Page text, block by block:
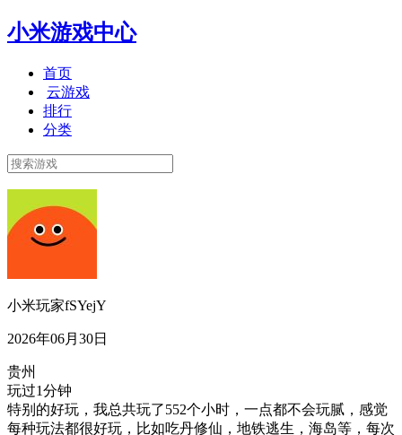
小米游戏中心
首页
云游戏
排行
分类
小米玩家fSYejY
2026年06月30日
贵州
玩过1分钟
特别的好玩，我总共玩了552个小时，一点都不会玩腻，感觉
每种玩法都很好玩，比如吃丹修仙，地铁逃生，海岛等，每次